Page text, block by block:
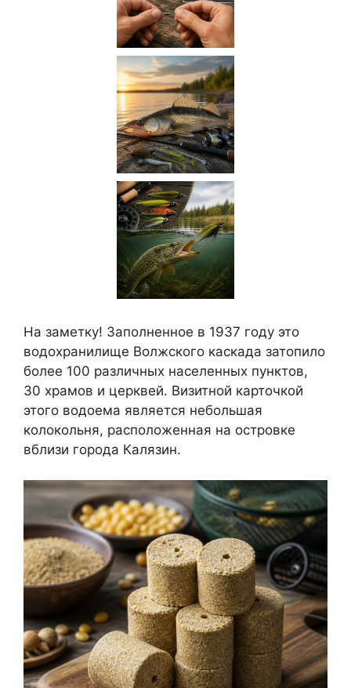
На заметку! Заполненное в 1937 году это
водохранилище Волжского каскада затопило
более 100 различных населенных пунктов,
30 храмов и церквей. Визитной карточкой
этого водоема является небольшая
колокольня, расположенная на островке
вблизи города Калязин.